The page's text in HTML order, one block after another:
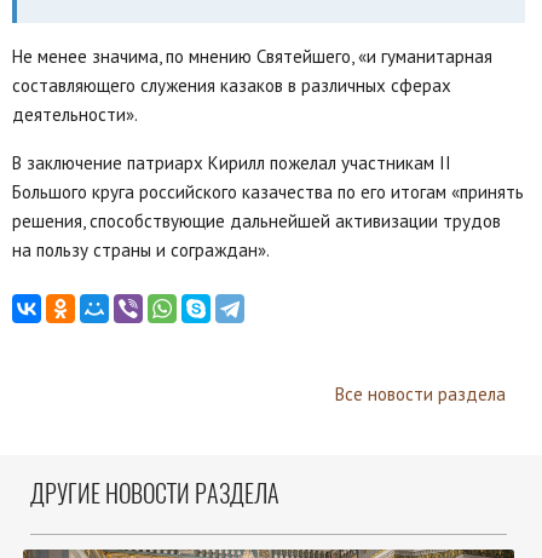
Не менее значима, по мнению Святейшего, «и гуманитарная
составляющего служения казаков в различных сферах
деятельности».
В заключение патриарх Кирилл пожелал участникам II
Большого круга российского казачества по его итогам «принять
решения, способствующие дальнейшей активизации трудов
на пользу страны и сограждан».
Все новости раздела
ДРУГИЕ НОВОСТИ РАЗДЕЛА